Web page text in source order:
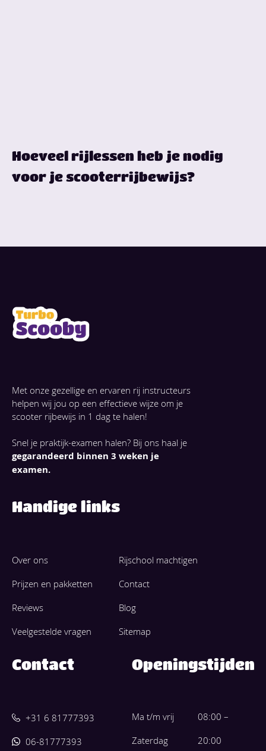
Hoeveel rijlessen heb je nodig
voor je scooterrijbewijs?
Met onze gezellige en ervaren rij instructeurs
helpen wij jou op een effectieve wijze om je
scooter rijbewijs in 1 dag te halen!
Snel je praktijk-examen halen? Bij ons haal je
gegarandeerd binnen 3 weken je
examen.
Handige links
Over ons
Prijzen en pakketten
Reviews
Veelgestelde vragen
Rijschool machtigen
Contact
Blog
Sitemap
Contact
+31 6 81777393
06-81777393
Openingstijden
Ma t/m vrij
Zaterdag
08:00 –
20:00